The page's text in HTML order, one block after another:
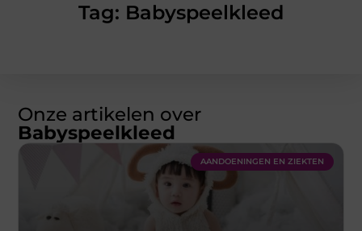
Tag: Babyspeelkleed
Onze artikelen over
Babyspeelkleed
AANDOENINGEN EN ZIEKTEN